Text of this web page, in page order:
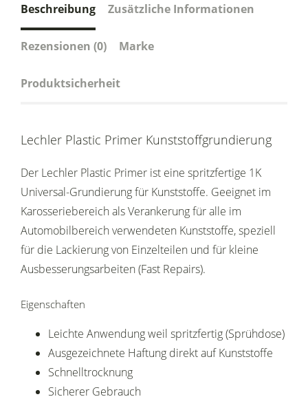
Beschreibung Zusätzliche Informationen
Rezensionen (0) Marke
Produktsicherheit
Lechler Plastic Primer Kunststoffgrundierung
Der Lechler Plastic Primer ist eine spritzfertige 1K
Universal-Grundierung für Kunststoffe. Geeignet im
Karosseriebereich als Verankerung für alle im
Automobilbereich verwendeten Kunststoffe, speziell
für die Lackierung von Einzelteilen und für kleine
Ausbesserungsarbeiten (Fast Repairs).
Eigenschaften
Leichte Anwendung weil spritzfertig (Sprühdose)
Ausgezeichnete Haftung direkt auf Kunststoffe
Schnelltrocknung
Sicherer Gebrauch